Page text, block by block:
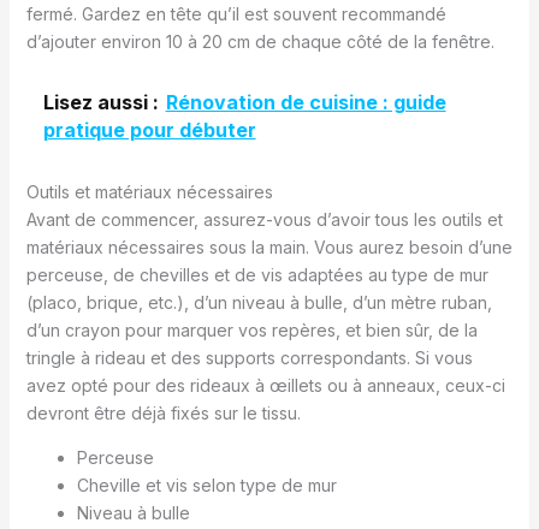
fermé. Gardez en tête qu’il est souvent recommandé
d’ajouter environ 10 à 20 cm de chaque côté de la fenêtre.
Lisez aussi : Rénovation de cuisine : guide
pratique pour débuter
Outils et matériaux nécessaires
Avant de commencer, assurez-vous d’avoir tous les outils et
matériaux nécessaires sous la main. Vous aurez besoin d’une
perceuse, de chevilles et de vis adaptées au type de mur
(placo, brique, etc.), d’un niveau à bulle, d’un mètre ruban,
d’un crayon pour marquer vos repères, et bien sûr, de la
tringle à rideau et des supports correspondants. Si vous
avez opté pour des rideaux à œillets ou à anneaux, ceux-ci
devront être déjà fixés sur le tissu.
Perceuse
Cheville et vis selon type de mur
Niveau à bulle